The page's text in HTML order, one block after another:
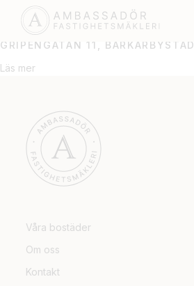
GRIPENGATAN 11,
Läs mer
Våra bostäder
Om oss
Kontakt